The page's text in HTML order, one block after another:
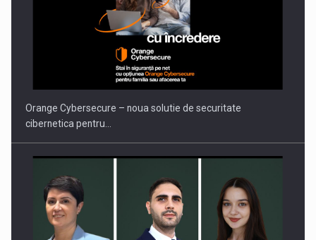
Orange Cybersecure – noua solutie de securitate
cibernetica pentru…